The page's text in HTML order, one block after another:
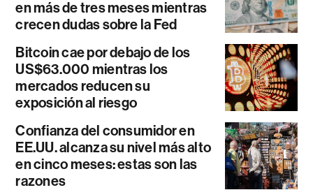
en más de tres meses mientras
crecen dudas sobre la Fed
Bitcoin cae por debajo de los
US$63.000 mientras los
mercados reducen su
exposición al riesgo
Confianza del consumidor en
EE.UU. alcanza su nivel más alto
en cinco meses: estas son las
razones